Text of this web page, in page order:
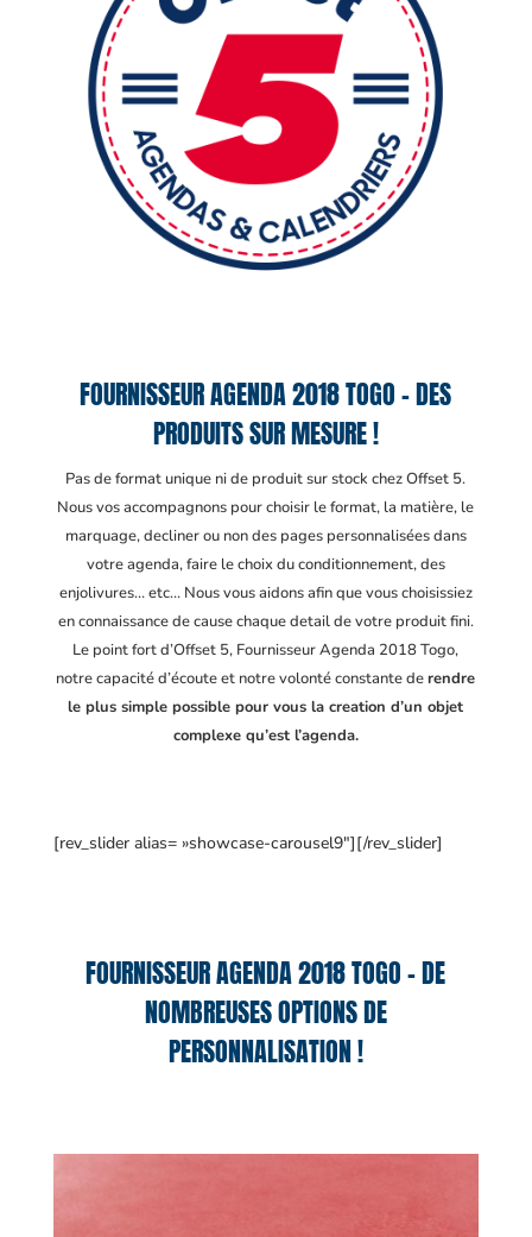
FOURNISSEUR AGENDA 2018 TOGO – DES
PRODUITS SUR MESURE !
Pas de format unique ni de produit sur stock chez Offset 5.
Nous vos accompagnons pour choisir le format, la matière, le
marquage, decliner ou non des pages personnalisées dans
votre agenda, faire le choix du conditionnement, des
enjolivures… etc… Nous vous aidons afin que vous choisissiez
en connaissance de cause chaque detail de votre produit fini.
Le point fort d’Offset 5, Fournisseur Agenda 2018 Togo,
notre capacité d’écoute et notre volonté constante derendre
le plus simple possible pour vous la creation d’un objet
complexe qu’est l’agenda.
[rev_slider alias= »showcase-carousel9″][/rev_slider]
FOURNISSEUR AGENDA 2018 TOGO – DE
NOMBREUSES OPTIONS DE
PERSONNALISATION !